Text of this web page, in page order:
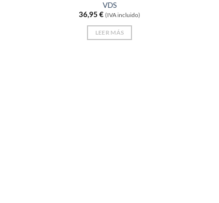
VDS
36,95 € (IVA incluido)
LEER MÁS